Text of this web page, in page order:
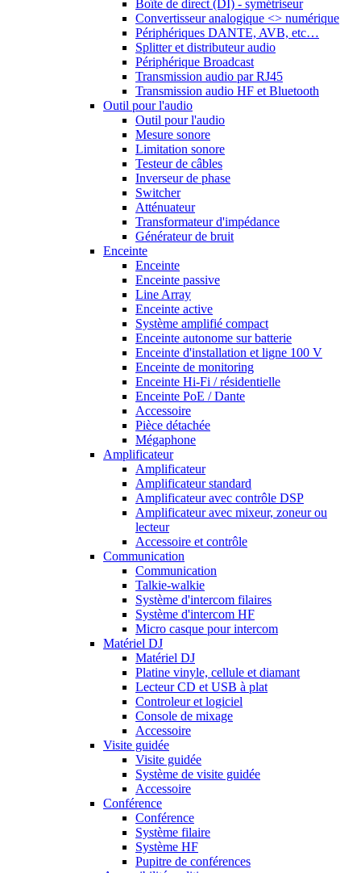
Boîte de direct (DI) - symétriseur
Convertisseur analogique <> numérique
Périphériques DANTE, AVB, etc…
Splitter et distributeur audio
Périphérique Broadcast
Transmission audio par RJ45
Transmission audio HF et Bluetooth
Outil pour l'audio
Outil pour l'audio
Mesure sonore
Limitation sonore
Testeur de câbles
Inverseur de phase
Switcher
Atténuateur
Transformateur d'impédance
Générateur de bruit
Enceinte
Enceinte
Enceinte passive
Line Array
Enceinte active
Système amplifié compact
Enceinte autonome sur batterie
Enceinte d'installation et ligne 100 V
Enceinte de monitoring
Enceinte Hi-Fi / résidentielle
Enceinte PoE / Dante
Accessoire
Pièce détachée
Mégaphone
Amplificateur
Amplificateur
Amplificateur standard
Amplificateur avec contrôle DSP
Amplificateur avec mixeur, zoneur ou
lecteur
Accessoire et contrôle
Communication
Communication
Talkie-walkie
Système d'intercom filaires
Système d'intercom HF
Micro casque pour intercom
Matériel DJ
Matériel DJ
Platine vinyle, cellule et diamant
Lecteur CD et USB à plat
Controleur et logiciel
Console de mixage
Accessoire
Visite guidée
Visite guidée
Système de visite guidée
Accessoire
Conférence
Conférence
Système filaire
Système HF
Pupitre de conférences